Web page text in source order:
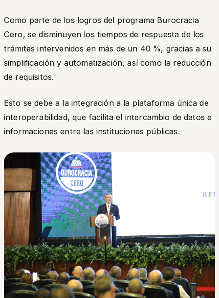
Como parte de los logros del programa Burocracia
Cero, se disminuyen los tiempos de respuesta de los
trámites intervenidos en más de un 40 %, gracias a su
simplificación y automatización, así como la reducción
de requisitos.
Esto se debe a la integración a la plataforma única de
interoperabilidad, que facilita el intercambio de datos e
informaciones entre las instituciones públicas.